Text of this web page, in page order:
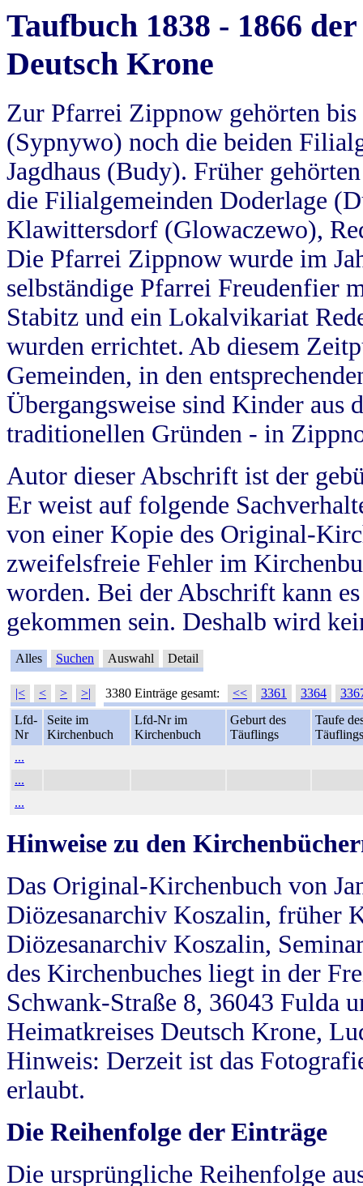
Taufbuch 1838 - 1866
Deutsch Krone
Zur Pfarrei Zippnow gehörten
(Sypnywo) noch die beiden
Jagdhaus (Budy). Früher
die Filialgemeinden Doderlage
Klawittersdorf (Glowaczewo),
Die Pfarrei Zippnow wurde im
selbständige Pfarrei Freudenfier
Stabitz und ein Lokalvikariat
wurden errichtet. Ab diesem
Gemeinden, in den
Übergangsweise sind Kinder aus
traditionellen Gründen - in
Autor dieser Abschrift ist der
Er weist auf folgende
von einer Kopie des Original-
zweifelsfreie Fehler im
worden. Bei der Abschrift kann
gekommen sein. Deshalb wird
Alles Suchen Auswahl Detail
|< < > >| 3380 Einträge gesamt: << 3361 3364
Lfd-
Nr
Seite im
Kirchenbuch
Lfd-Nr im
Kirchenbuch
Geburt des
Täuflings
Taufe
Täuflings
...
...
...
Hinweise zu den
Das Original-Kirchenbuch von
Diözesanarchiv Koszalin, früher
Diözesanarchiv Koszalin,
des Kirchenbuches liegt in der
Schwank-Straße 8, 36043 Fulda
Heimatkreises Deutsch Krone,
Hinweis: Derzeit ist das
erlaubt.
Die Reihenfolge der Einträge
Die ursprüngliche Reihenfolge